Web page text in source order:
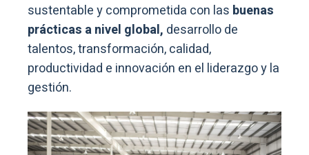
sustentable y comprometida con las buenas
prácticas a nivel global, desarrollo de
talentos, transformación, calidad,
productividad e innovación en el liderazgo y la
gestión.